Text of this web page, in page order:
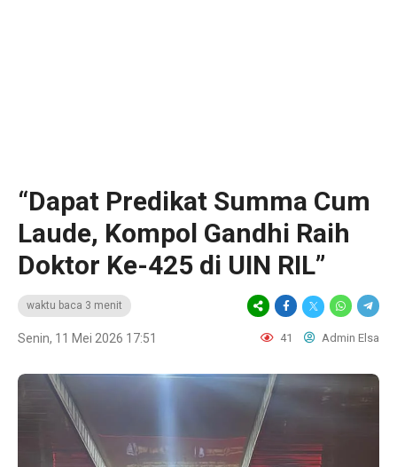
“Dapat Predikat Summa Cum
Laude, Kompol Gandhi Raih
Doktor Ke-425 di UIN RIL”
waktu baca 3 menit
Senin, 11 Mei 2026 17:51 41 Admin Elsa